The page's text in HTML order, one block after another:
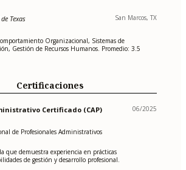
Texas San Marcos, TX
Organizacional, Sistemas de
Gestión de Recursos Humanos. Promedio: 3.5
Certificaciones
Certificado (CAP) 06/2025
de Profesionales Administrativos
que demuestra experiencia en prácticas
de gestión y desarrollo profesional.